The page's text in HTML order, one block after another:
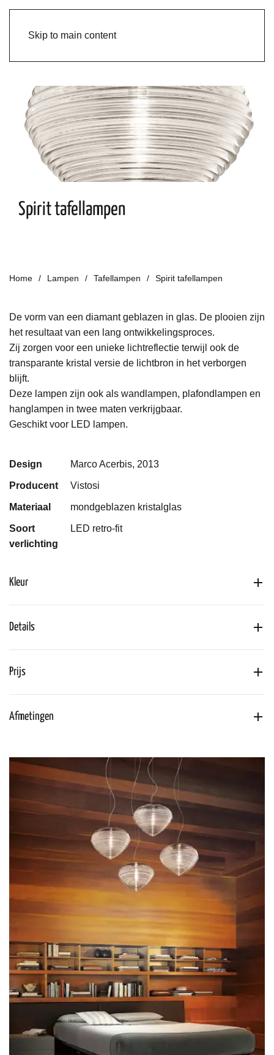
Skip to main content
Spirit tafellampen
Home Lampen Tafellampen Spirit tafellampen
De vorm van een diamantgeblazen in glas. De plooien zijn
het resultaat van een lang ontwikkelingsproces.
Zij zorgen voor een unieke lichtreflectie terwijl ook de
transparante kristal versie de lichtbron in hetverborgen
blijft.
Deze lampen zijn ook als wandlampen, plafondlampen en
hanglampen in twee maten verkrijgbaar.
Geschikt voor LED lampen.
Design Marco Acerbis, 2013
Producent Vistosi
Materiaal mondgeblazen kristalglas
Soort
verlichting
LED retro-fit
Kleur
Details
Prijs
Afmetingen